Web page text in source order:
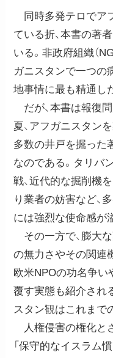
同時多発テロでア
ている折、本書の著
いる。非政府組織（
ガニスタンで一つの
地事情に最も精通し
だが、本書は報復
夏、アフガニスタン
多数の井戸を掘った
なのである。タリバ
戦、近代的な掘削機
り業者の妨害など、
には強烈な使命感が
その一方で、膨大
の無力さやその関連
欧米NPOの功名争い
覆す実態も紹介され
スタン観はこれまで
人権侵害の権化と
「保守的なイスラム